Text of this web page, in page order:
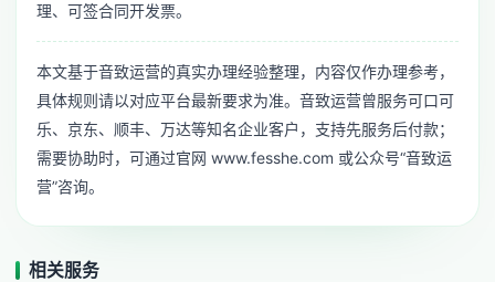
理、可签合同开发票。
本文基于音致运营的真实办理经验整理，内容仅作办理参考，
具体规则请以对应平台最新要求为准。音致运营曾服务可口可
乐、京东、顺丰、万达等知名企业客户，支持先服务后付款；
需要协助时，可通过官网 www.fesshe.com 或公众号“音致运
营”咨询。
相关服务